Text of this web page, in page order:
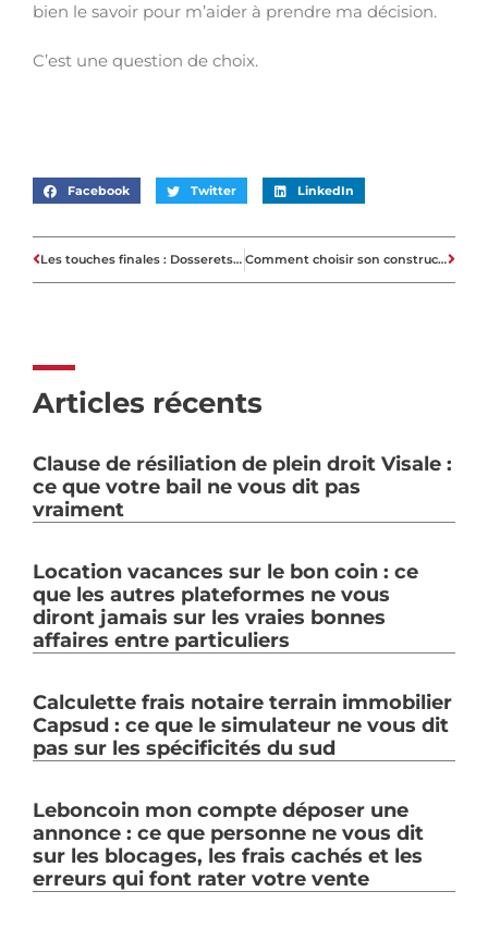
bien le savoir pour m’aider à prendre ma décision.
C’est une question de choix.
Facebook Twitter LinkedIn
Les touches finales : Dosserets de cuisine en verre Comment choisir son constructeur de maison individuelle?
Articles récents
Clause de résiliation de plein droit Visale :
ce que votre bail ne vous dit pas
vraiment
Location vacances sur le bon coin : ce
que les autres plateformes ne vous
diront jamais sur les vraies bonnes
affaires entre particuliers
Calculette frais notaire terrain immobilier
Capsud : ce que le simulateur ne vous dit
pas sur les spécificités du sud
Leboncoin mon compte déposer une
annonce : ce que personne ne vous dit
sur les blocages, les frais cachés et les
erreurs qui font rater votre vente